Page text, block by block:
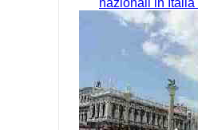
nazionali in Italia